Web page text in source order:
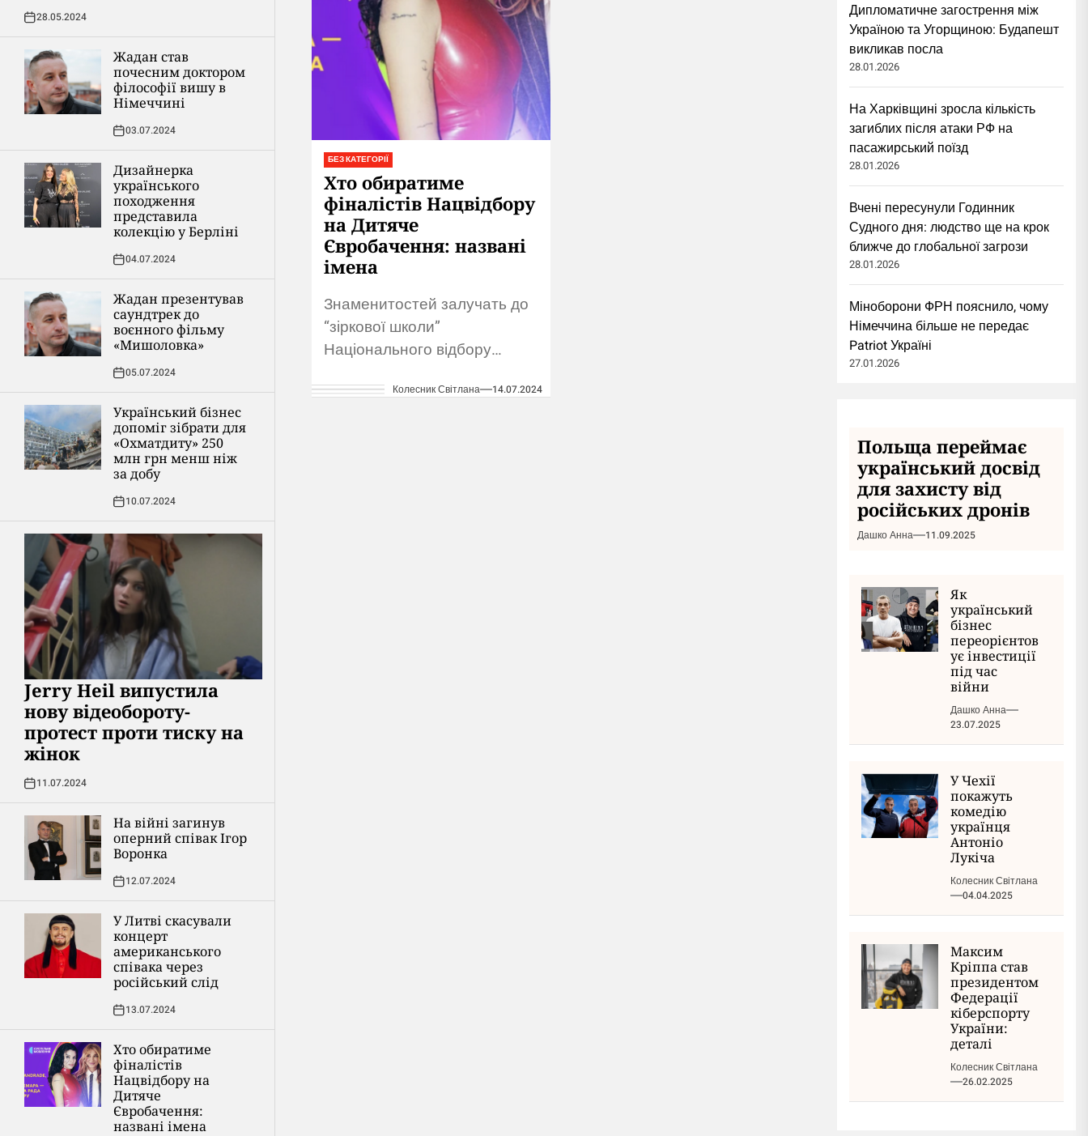
28.05.2024
Жадан став
почесним доктором
філософії вишу в
Німеччині
03.07.2024
Дизайнерка
українського
походження
представила
колекцію у Берліні
04.07.2024
Жадан презентував
саундтрек до
воєнного фільму
«Мишоловка»
05.07.2024
Український бізнес
допоміг зібрати для
«Охматдиту» 250
млн грн менш ніж
за добу
10.07.2024
Jerry Heil випустила
нову відеобороту-
протест проти тиску на
жінок
11.07.2024
На війні загинув
оперний співак Ігор
Воронка
12.07.2024
У Литві скасували
концерт
американського
співака через
російський слід
13.07.2024
Хто обиратиме
фіналістів
Нацвідбору на
Дитяче
Євробачення:
названі імена
БЕЗ КАТЕГОРІЇ
Хто обиратиме
фіналістів Нацвідбору
на Дитяче
Євробачення: названі
імена
Знаменитостей залучать до
“зіркової школи”
Національного відбору
2024.
Колесник Світлана 14.07.2024
Дипломатичне загострення між
Україною та Угорщиною: Будапешт
викликав посла
28.01.2026
На Харківщині зросла кількість
загиблих після атаки РФ на
пасажирський поїзд
28.01.2026
Вчені пересунули Годинник
Судного дня: людство ще на крок
ближче до глобальної загрози
28.01.2026
Міноборони ФРН пояснило, чому
Німеччина більше не передає
Patriot Україні
27.01.2026
Польща переймає
український досвід
для захисту від
російських дронів
Дашко Анна 11.09.2025
Як
український
бізнес
переорієнтов
ує інвестиції
під час
війни
Дашко Анна
23.07.2025
У Чехії
покажуть
комедію
українця
Антоніо
Лукіча
Колесник Світлана
04.04.2025
Максим
Кріппа став
президентом
Федерації
кіберспорту
України:
деталі
Колесник Світлана
26.02.2025